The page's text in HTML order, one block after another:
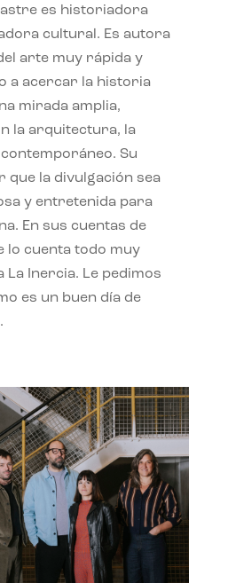
es historiadora
cultural. Es autora
arte muy rápida y
a acercar la historia
mirada amplia,
la arquitectura, la
Su
que la divulgación sea
y entretenida para
En sus cuentas de
lo cuenta todo muy
La Inercia. Le pedimos
es un buen día de